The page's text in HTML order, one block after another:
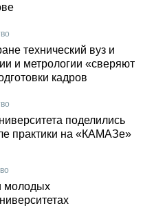
технический вуз и
и метрологии «сверяют
кадров
поделились
практики на «КАМАЗе»
молодых